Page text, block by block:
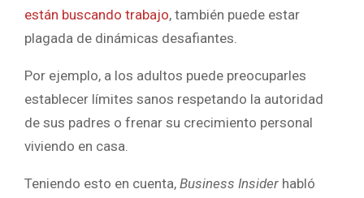
están buscando trabajo, también puede estar
plagada de dinámicas desafiantes.
Por ejemplo, a los adultos puede preocuparles
establecer límites sanos respetando la autoridad
de sus padres o frenar su crecimiento personal
viviendo en casa.
Teniendo esto en cuenta, Business Insider habló